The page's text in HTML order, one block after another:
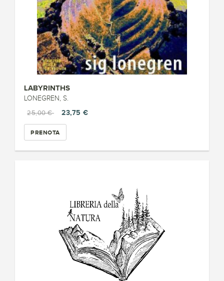
LABYRINTHS
LONEGREN, S.
25,00 €
23,75 €
PRENOTA